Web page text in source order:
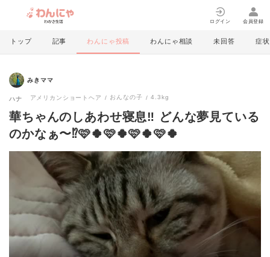
ログイン 会員登録
トップ 記事 わんにゃ投稿 わんにゃ相談 未回答 症状
みきママ
ハナ アメリカンショートヘア おんなの子 4.3kg
華ちゃんのしあわせ寝息‼️ どんな夢見ている
のかなぁ〜⁉️🩷🍀🩷🍀🩷🍀🩷🍀